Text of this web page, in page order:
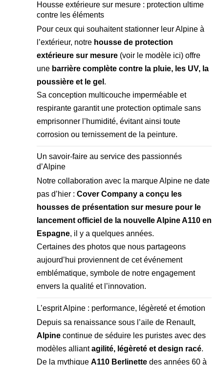
Housse extérieure sur mesure : protection ultime
contre les éléments
Pour ceux qui souhaitent stationner leur Alpine à
l’extérieur, notre housse de protection
extérieure sur mesure (voir le modèle ici) offre
une barrière complète contre la pluie, les UV, la
poussière et le gel .
Sa conception multicouche imperméable et
respirante garantit une protection optimale sans
emprisonner l’humidité, évitant ainsi toute
corrosion ou ternissement de la peinture.
Un savoir-faire au service des passionnés
d’Alpine
Notre collaboration avec la marque Alpine ne date
pas d’hier : Cover Company a conçu les
housses de présentation sur mesure pour le
lancement officiel de la nouvelle Alpine A110 en
Espagne, il y a quelques années.
Certaines des photos que nous partageons
aujourd’hui proviennent de cet événement
emblématique, symbole de notre engagement
envers la qualité et l’innovation.
L’esprit Alpine : performance, légèreté et émotion
Depuis sa renaissance sous l’aile de Renault,
Alpine continue de séduire les puristes avec des
modèles alliantagilité, légèreté et design racé.
De la mythique A110 Berlinette des années 60 à